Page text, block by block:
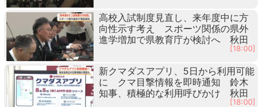
高校入試制度見直し、来年度中に方
向性示す考え スポーツ関係の県外
進学増加で県教育庁が検討へ 秋田
[18:00]
新クマダスアプリ、5日から利用可能
に クマ目撃情報を即時通知 鈴木
知事、積極的な利用呼びかけ 秋田
[18:00]